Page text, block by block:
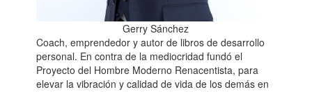
Gerry Sánchez
Coach, emprendedor y autor de libros de desarrollo
personal. En contra de la mediocridad fundó el
Proyecto del Hombre Moderno Renacentista, para
elevar la vibración y calidad de vida de los demás en